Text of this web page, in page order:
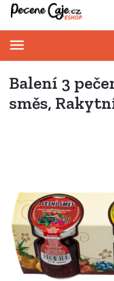
Balení 3
směs,